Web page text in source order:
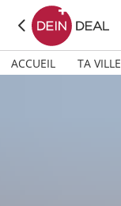
ACCUEIL TA VILLE